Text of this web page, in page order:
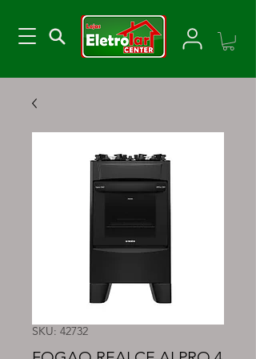
SKU: 42732